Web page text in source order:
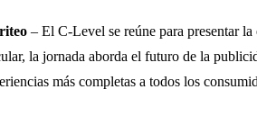
– El C-Level se reúne para presentar
la jornada aborda el futuro de la
más completas a todos los